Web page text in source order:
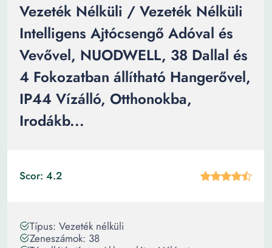
Vezeték Nélküli / Vezeték Nélküli
Intelligens Ajtócsengő Adóval és
Vevővel, NUODWELL, 38 Dallal és
4 Fokozatban állítható Hangerővel,
IP44 Vízálló, Otthonokba,
Irodákb...
Scor: 4.2
Típus: Vezeték nélküli
Zeneszámok: 38